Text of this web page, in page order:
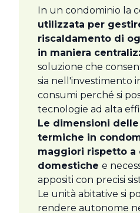
In un condominio la
utilizzata per
riscaldamento di
in maniera
soluzione che
sia nell'investimento
consumi perché si
tecnologie ad alta
Le dimensioni
termiche in
maggiori rispetto a
domestiche e
appositi con precisi
Le unità abitative si
rendere autonome